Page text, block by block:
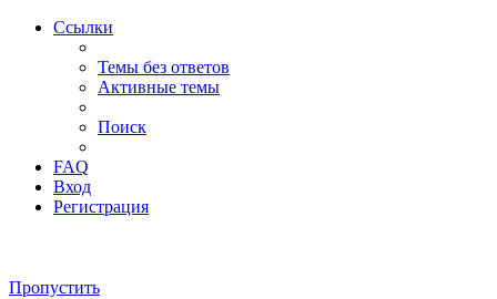
Ссылки
Темы без ответов
Активные темы
Поиск
FAQ
Вход
Регистрация
Пропустить